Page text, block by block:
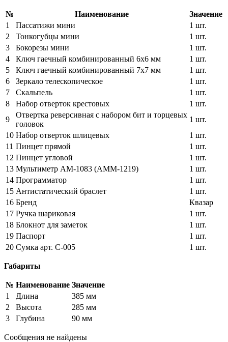
№ Наименование
Значение
1
Пассатижи мини
1 шт.
2
Тонкогубцы мини
1 шт.
3
Бокорезы мини
1 шт.
4
Ключ гаечный комбинированный 6х6 мм
1 шт.
5
Ключ гаечный комбинированный 7х7 мм
1 шт.
6
Зеркало телескопическое
1 шт.
7
Скальпель
1 шт.
8
Набор отверток крестовых
1 шт.
9
Отвертка реверсивная с набором бит и торцевых
головок
1 шт.
10 Набор отверток шлицевых
1 шт.
11 Пинцет прямой
1 шт.
12 Пинцет угловой
1 шт.
13 Мультиметр АМ-1083 (АММ-1219)
1 шт.
14 Программатор
1 шт.
15 Антистатический браслет
1 шт.
16 Бренд
Квазар
17 Ручка шариковая
1 шт.
18 Блокнот для заметок
1 шт.
19 Паспорт
1 шт.
20 Сумка арт. С-005 1 шт.
Габариты
№ Наименование Значение
1
Длина
385 мм
2
Высота
285 мм
3
Глубина 90 мм
Сообщения не найдены